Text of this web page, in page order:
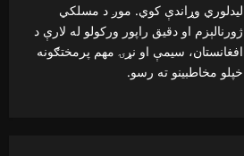
لیدلوري وړاندې کوي. موږ د مسلکي
ژورنالېزم او دقیق راپور ورکولو له لارې د
افغانستان، سیمې او نړۍ مهم پرمختګونه
خپلو مخاطبینو ته رسو.